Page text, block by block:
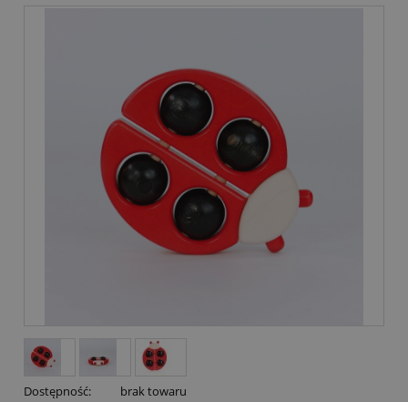
Dostępność: brak towaru